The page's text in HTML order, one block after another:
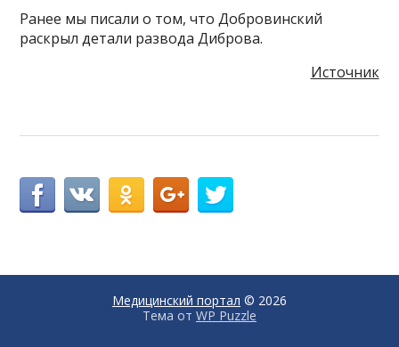
Ранее мы писали о том, что Добровинский
раскрыл детали развода Диброва.
Источник
Медицинский портал © 2026
Тема от WP Puzzle